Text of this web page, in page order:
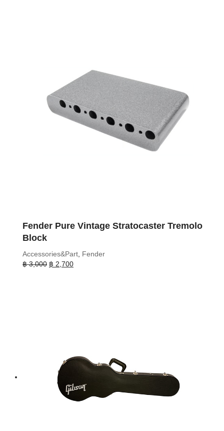
Fender Pure Vintage Stratocaster Tremolo
Block
Accessories&Part, Fender
฿3,000 Original
฿ 2,700Current